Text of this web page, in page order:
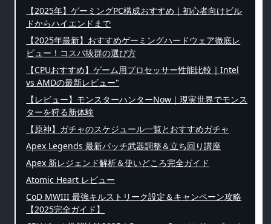
【2025年】ゲーミングPC構成おすすめ｜初心者向けビル
ドからハイエンドまで
【2025年最新】おすすめゲーミングハードウェア徹底レ
ビュー！コスパ抜群の選び方
【CPUおすすめ】ゲーム用プロセッサー性能比較｜Intel
vs AMDの最新レビュー"
【レビュー】モンスターハンターNow｜現実世界でモンス
ターを狩る新体験
【原神】ガチャのスケジュール一覧とおすすめガチャ
Apex Legends 最新パッチ武器調整＆立ち回り講座
Apex 新レジェンド解析＆使いどころ完全ガイド
Atomic Heart レビュー
CoD MWIII 最強キルストリーク設定＆キャンペーン攻略
【2025完全ガイド】